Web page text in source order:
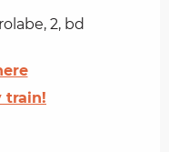
2, bd
train!